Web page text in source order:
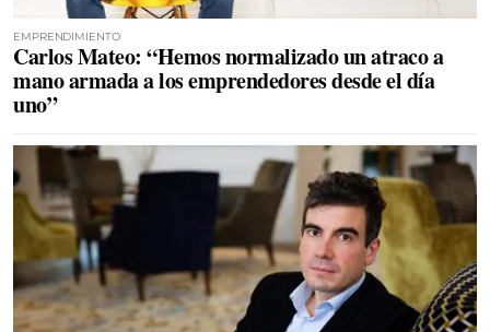
EMPRENDIMIENTO
Carlos Mateo: “Hemos normalizado un atraco a
mano armada a los emprendedores desde el día
uno”